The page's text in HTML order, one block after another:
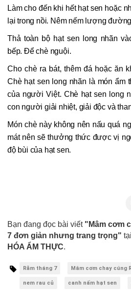
Làm cho đến khi hết hạt sen hoặc
lại trong nồi. Nêm nếm lượng
Thả toàn bộ hạt sen long nhãn
bếp. Để chè nguội.
Cho chè ra bát, thêm đá hoặc ăn
Chè hạt sen long nhãn là món ẩm
của người Việt. Chè hạt sen long
con người giải nhiệt, giải độc và
Món chè này không nên nấu quá
mát nên sẽ thưởng thức được vị
độ bùi của hạt sen.
Bạn đang đọc bài viết "Mâm cơm
7 đơn giản nhưng trang trọng"
HÓA ẨM THỰC.
Rằm tháng 7 Mâm cơm chay cúng
nem rau củ canh nấm hạt sen